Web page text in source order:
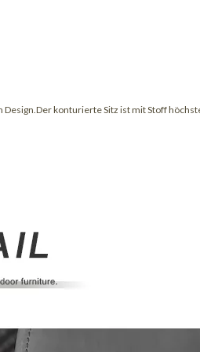
konturierte Sitz ist mit Stoff